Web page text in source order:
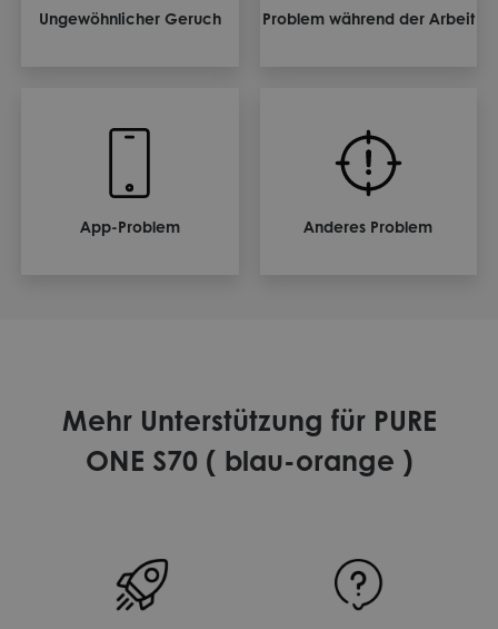
Ungewöhnlicher Geruch Problem während der Arbeit
App-Problem Anderes Problem
Mehr Unterstützung für PURE
ONE S70 ( blau-orange )